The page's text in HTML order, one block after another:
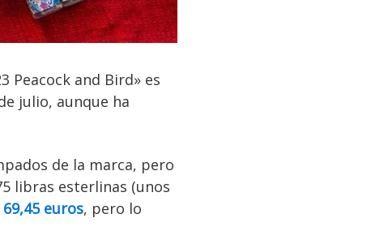
Peacock and Bird» es
julio, aunque ha
de la marca, pero
libras esterlinas (unos
69,45 euros, pero lo